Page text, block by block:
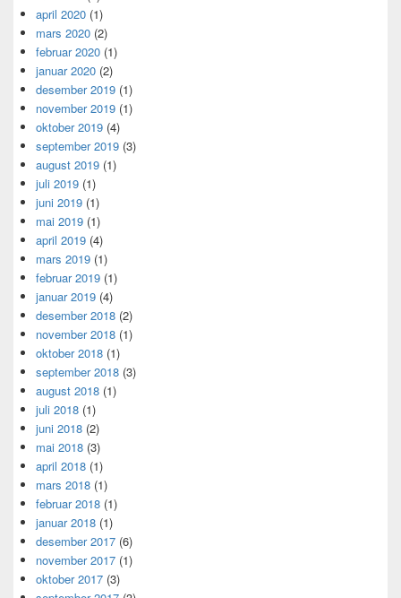
april 2020 (1)
mars 2020 (2)
februar 2020 (1)
januar 2020 (2)
desember 2019 (1)
november 2019 (1)
oktober 2019 (4)
september 2019 (3)
august 2019 (1)
juli 2019 (1)
juni 2019 (1)
mai 2019 (1)
april 2019 (4)
mars 2019 (1)
februar 2019 (1)
januar 2019 (4)
desember 2018 (2)
november 2018 (1)
oktober 2018 (1)
september 2018 (3)
august 2018 (1)
juli 2018 (1)
juni 2018 (2)
mai 2018 (3)
april 2018 (1)
mars 2018 (1)
februar 2018 (1)
januar 2018 (1)
desember 2017 (6)
november 2017 (1)
oktober 2017 (3)